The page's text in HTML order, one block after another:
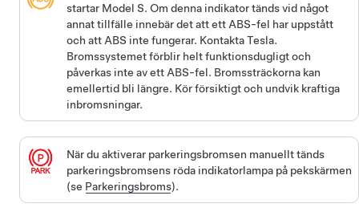
startar Model S. Om denna indikator tänds vid något
annat tillfälle innebär det att ett ABS-fel har uppstått
och att ABS inte fungerar. Kontakta Tesla.
Bromssystemet förblir helt funktionsdugligt och
påverkas inte av ett ABS-fel. Bromssträckorna kan
emellertid bli längre. Kör försiktigt och undvik kraftiga
inbromsningar.
När du aktiverar parkeringsbromsen manuellt tänds
parkeringsbromsens röda indikatorlampa på pekskärmen
(se Parkeringsbroms).